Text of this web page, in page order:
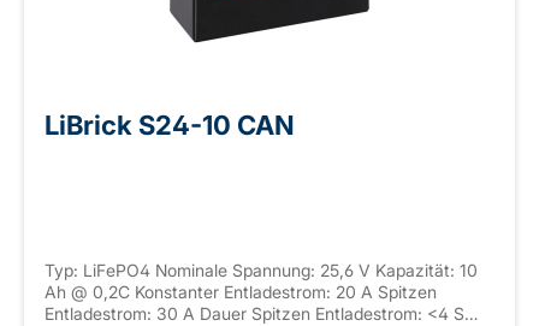
LiBrick S24-10 CAN
Typ: LiFePO4 Nominale Spannung: 25,6 V Kapazität: 10
Ah @ 0,2C Konstanter Entladestrom: 20 A Spitzen
Entladestrom: 30 A Dauer Spitzen Entladestrom: <4 S